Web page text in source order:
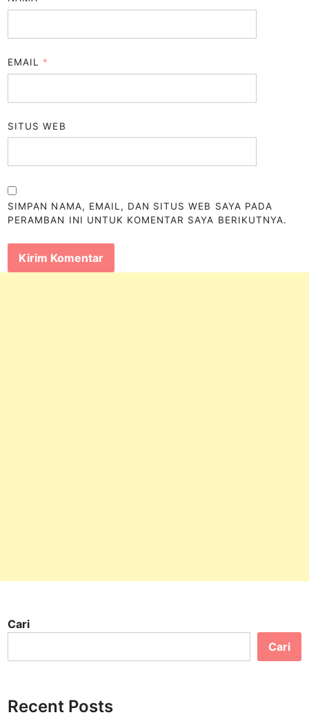
EMAIL *
SITUS WEB
SIMPAN NAMA, EMAIL, DAN SITUS WEB SAYA PADA
PERAMBAN INI UNTUK KOMENTAR SAYA BERIKUTNYA.
Cari
Cari
Recent Posts